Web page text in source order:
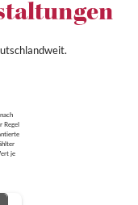
Regel
je